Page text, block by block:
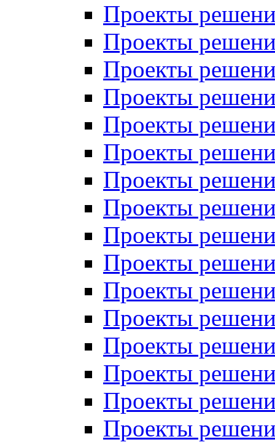
Проекты
Проекты
Проекты
Проекты
Проекты
Проекты
Проекты
Проекты
Проекты
Проекты
Проекты
Проекты
Проекты
Проекты
Проекты
Проекты